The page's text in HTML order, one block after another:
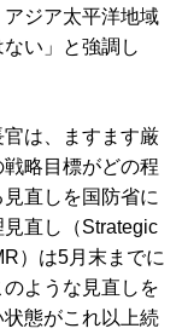
ジア太平洋地域
い」と強調し
は、ますます厳
略目標がどの程
直しを国防省に
直し（Strategic
）は5月末までに
ような見直しを
態がこれ以上続